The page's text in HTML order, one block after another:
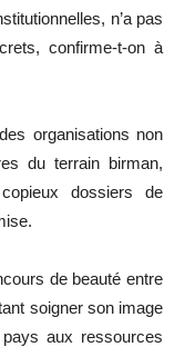
n’a pas
confirme-t-on à
organisations non
du terrain birman,
dossiers de
de beauté entre
soigner son image
aux ressources